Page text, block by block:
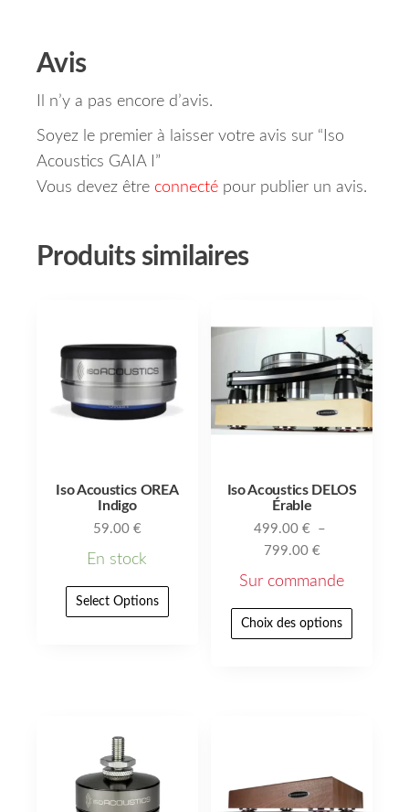
Avis
Il n’y a pas encore d’avis.
Soyez le premier à laisser votre avis sur “Iso
Acoustics GAIA I”
Vous devez être connecté pour publier un avis.
Produits similaires
Iso Acoustics OREA
Indigo
59.00 €
En stock
Select Options
Iso Acoustics DELOS
Érable
499.00€ –
799.00 €
Sur commande
Choix des options